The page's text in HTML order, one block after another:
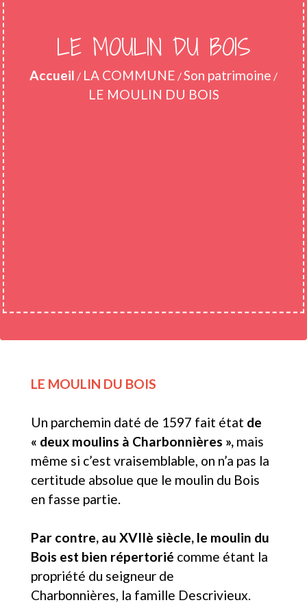
LE MOULIN DU BOIS
Accueil / LA COMMUNE /Son patrimoine /
LE MOULIN DU BOIS
LE MOULIN DU BOIS
Un parchemin daté de 1597 fait état de
« deux moulins à Charbonnières », mais
même si c’est vraisemblable, on n’a pas la
certitude absolue que le moulin du Bois
en fasse partie.
Par contre, au XVIIè siècle, le moulin du
Bois est bien répertorié comme étant la
propriété du seigneur de
Charbonnières, la famille Descrivieux.